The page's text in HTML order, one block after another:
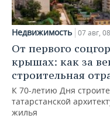
Недвижимость 07 авг,
От первого
крышах: как за
строительная
К 70-летию Дня
татарстанской
жилья